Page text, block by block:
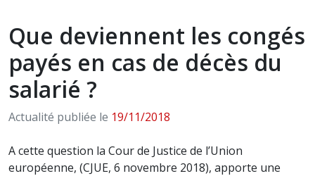
Que deviennent les congés
payés en cas de décès du
salarié ?
Actualité publiée le 19/11/2018
A cette question la Cour de Justice de l’Union
européenne, (CJUE, 6 novembre 2018), apporte une